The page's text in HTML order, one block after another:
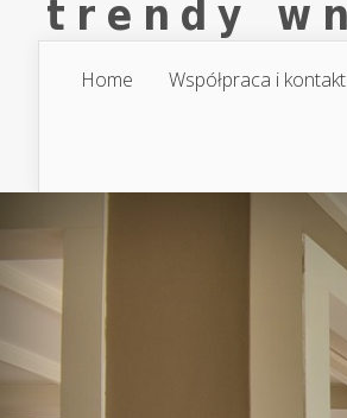
Home Współpraca i kontakt